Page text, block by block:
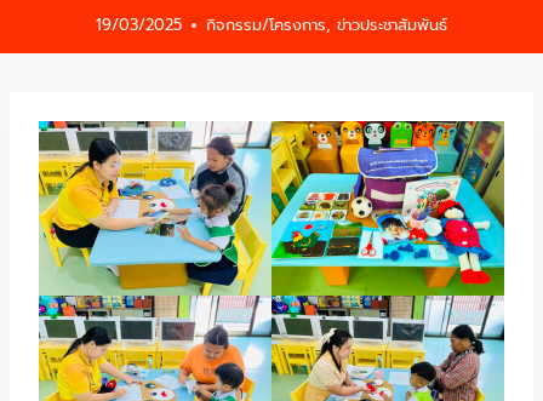
19/03/2025 กิจกรรม/โครงการ, ข่าวประชาสัมพันธ์